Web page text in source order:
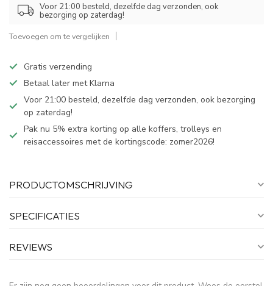
Voor 21:00 besteld, dezelfde dag verzonden, ook
bezorging op zaterdag!
Toevoegen om te vergelijken
Gratis verzending
Betaal later met Klarna
Voor 21:00 besteld, dezelfde dag verzonden, ook bezorging
op zaterdag!
Pak nu 5% extra korting op alle koffers, trolleys en
reisaccessoires met de kortingscode: zomer2026!
PRODUCTOMSCHRIJVING
SPECIFICATIES
REVIEWS